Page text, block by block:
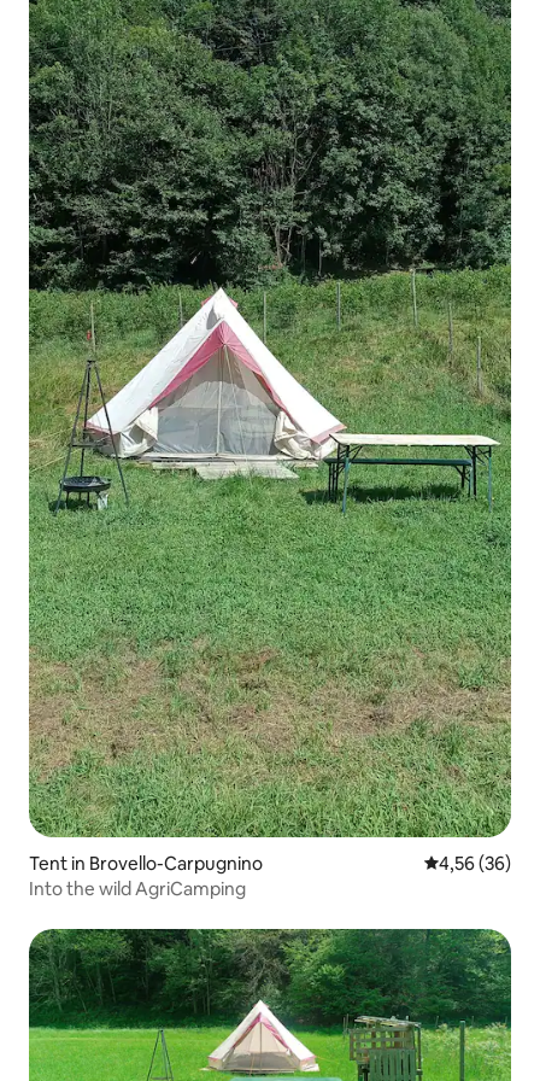
Tent in Brovello-Carpugnino Gemiddelde
4,56 (36)
Into the wild AgriCamping